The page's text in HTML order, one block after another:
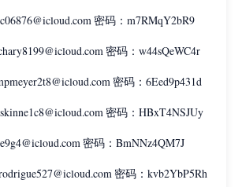
密码：m7RMqY2bR9
密码：w44sQeWC4r
密码：6Eed9p431d
密码：HBxT4NSJUy
密码：BmNNz4QM7J
密码：kvb2YbP5Rh